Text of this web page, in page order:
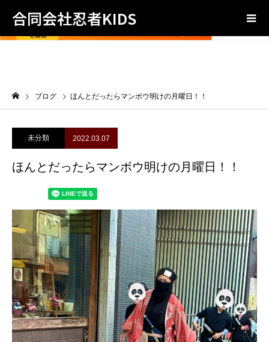
合同会社忍者KIDS
ブログ ほんとだったらマンボウ明けの月曜日！！
未分類 2022.03.07
ほんとだったらマンボウ明けの月曜日！！